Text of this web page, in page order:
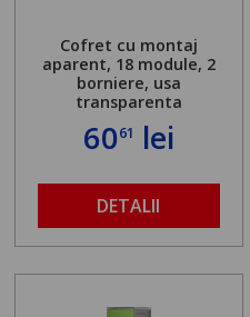
Cofret cu montaj
aparent, 18 module, 2
borniere, usa
transparenta
6061 lei
DETALII